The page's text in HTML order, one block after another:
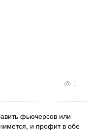
1
фьючерсов или
и профит в обе